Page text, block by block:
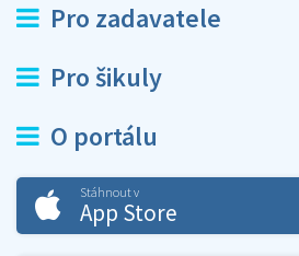
Pro zadavatele
Pro šikuly
O portálu
Stáhnout v
App Store